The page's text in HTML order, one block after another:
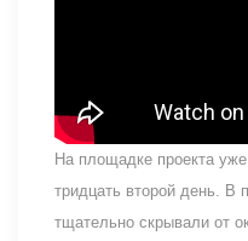
На площадке проекта
тридцать второй день. В
тщательно скрывали от